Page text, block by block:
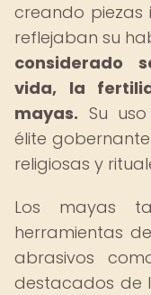
creando
reflejaban su
considerado
vida, la
mayas. Su
élite
religiosas y
Los mayas
herramientas
abrasivos
destacados de